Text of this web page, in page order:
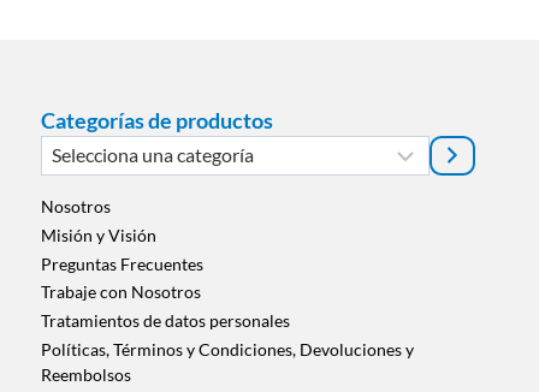
Categorías de productos
Selecciona
una
categoría
Nosotros
Misión y Visión
Preguntas Frecuentes
Trabaje con Nosotros
Tratamientos de datos personales
Políticas, Términos y Condiciones, Devoluciones y
Reembolsos